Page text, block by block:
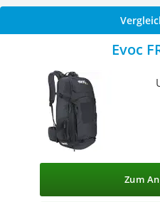
Evoc
Zum